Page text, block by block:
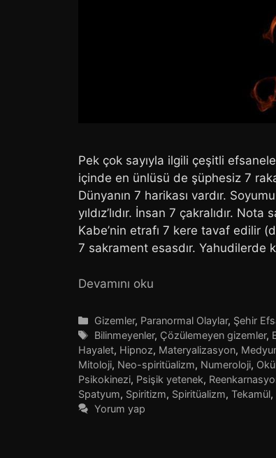
Pek çok sayıyla ilgili çeşitli
içinde en ünlüsü de şüphesiz 7
Dünyanın 7 harikası vardır.
yıldız’lıdır. İnsan 7 çakralıdır.
Kabe’nin etrafı 7 kere tavaf edilir
7 sakrament esasdır. Yahudilerde
Devamını oku
Kategoriler
Gizemler, Paranormal Olaylar, Şehir
Etiketler
Bilinmeyenler, Çözülemeyen gizemler,
Hayalet, Hipnoz, Materyalizasyon,
Mitoloji, Neo-spiritüalizm, Numeroloji,
Psikokinezi, Psişik yetenek,
Spatyum, Spiritizm, Spiritüalizm, Tekamül,
Yorum yap